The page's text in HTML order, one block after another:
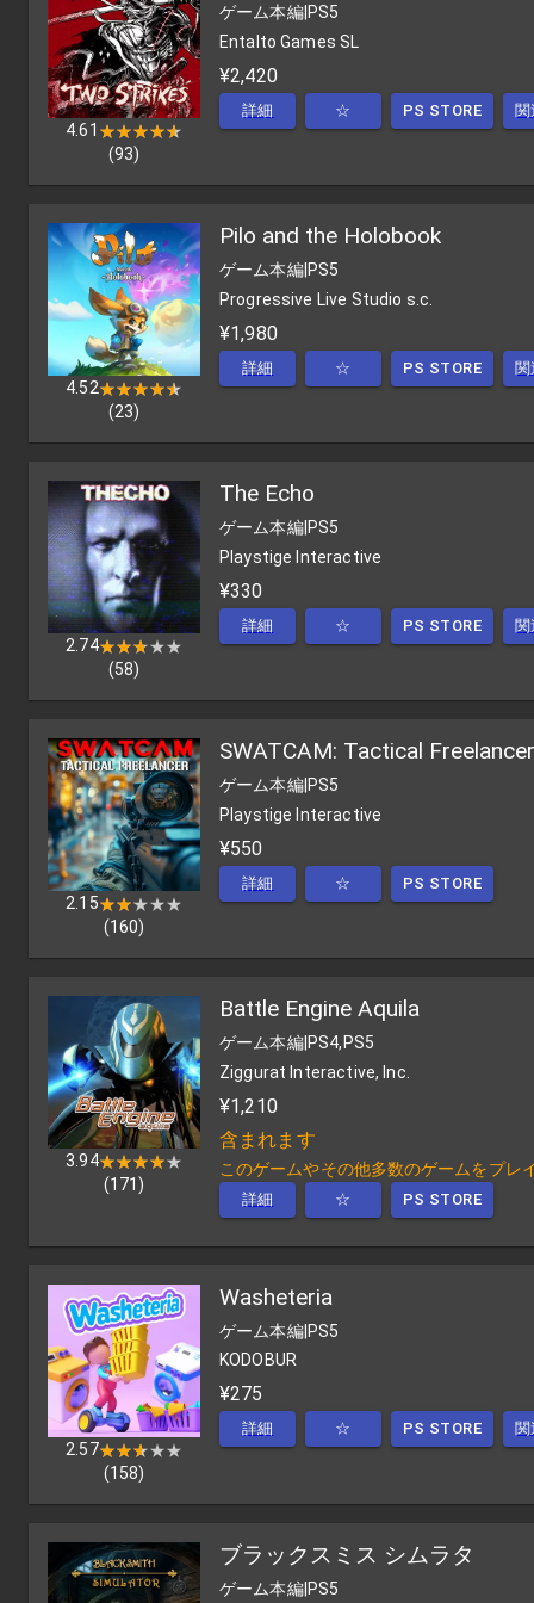
4.61 ★★★★★
★★★★★
(93)
ゲーム本編| PS5
Entalto Games SL
¥2,420
詳細 ☆ PS STORE
4.52★★★★★
★★★★★
(23)
Pilo and the Holobook
ゲーム本編| PS5
Progressive Live Studio s.c.
¥1,980
詳細 ☆ PS STORE
2.74★★★★★
★★★★★
(58)
The Echo
ゲーム本編| PS5
Playstige Interactive
¥330
詳細 ☆ PS STORE
2.15★★★★★
★★★★★
(160)
SWATCAM: Tactical Freelancer
ゲーム本編| PS5
Playstige Interactive
¥550
詳細 ☆ PS STORE
3.94★★★★★
★★★★★
(171 )
Battle Engine Aquila
ゲーム本編| PS4,PS5
Ziggurat Interactive, Inc.
¥1,210
含まれます
このゲームやその他多数のゲームをプ
詳細 ☆ PS STORE
2.57★★★★★
★★★★★
(158)
Washeteria
ゲーム本編|PS5
KODOBUR
¥275
詳細 ☆ PS STORE
ブラックスミス シムラタ
ゲーム本編|PS5